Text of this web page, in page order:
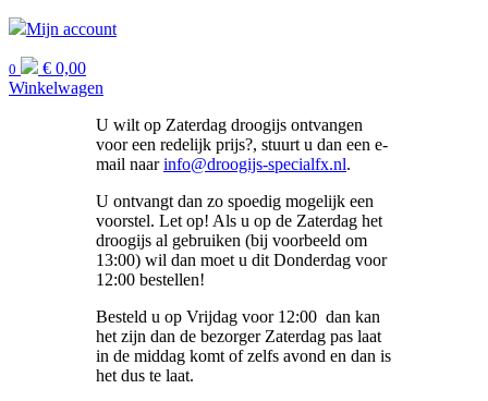
Mijn account
0 € 0,00
Winkelwagen
U wilt op Zaterdag droogijs ontvangen
voor een redelijk prijs?, stuurt u dan een e-
mail naarinfo@droogijs-specialfx.nl.
U ontvangt dan zo spoedig mogelijk een
voorstel. Let op! Als u op de Zaterdag het
droogijs al gebruiken (bij voorbeeld om
13:00) wil dan moet u dit Donderdag voor
12:00 bestellen!
Besteld u op Vrijdag voor 12:00 dan kan
het zijn dan de bezorger Zaterdag pas laat
in de middag komt of zelfs avond en dan is
het dus te laat.